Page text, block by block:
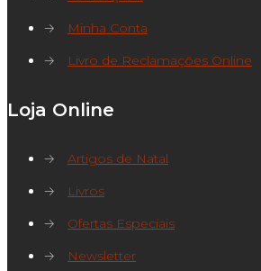
→
Minha Conta
→
Livro de Reclamações Online
Loja Online
→
Artigos de Natal
→
Livros
→
Ofertas Especiais
→
Newsletter